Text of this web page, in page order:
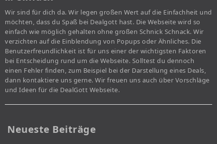
Wir sind für dich da. Wir legen großen Wert auf die Einfachheit und
möchten, dass du Spaß bei Dealgott hast. Die Webseite wird so
einfach wie möglich gehalten ohne großen Schnick Schnack. Wir
verzichten auf die Einblendung von Popups oder Ähnliches. Die
Benutzerfreundlichkeit ist für uns einer der wichtigsten Faktoren
bei Entscheidung rund um die Webseite. Solltest du dennoch
einen Fehler finden, zum Beispiel bei der Darstellung eines Deals,
dann kontaktiere uns gerne. Wir freuen uns auch über Vorschläge
und Ideen für die DealGott Webseite.
Neueste Beiträge